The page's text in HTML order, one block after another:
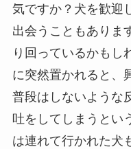
気ですか？犬を歓迎
出会うこともありま
り回っているかもし
に突然置かれると、
普段はしないような
吐をしてしまうとい
は連れて行かれた犬